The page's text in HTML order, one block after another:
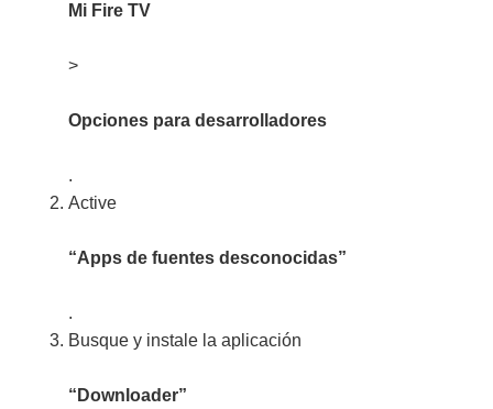
Mi Fire TV
>
Opciones para desarrolladores
.
Active
“Apps de fuentes desconocidas”
.
Busque y instale la aplicación
“Downloader”